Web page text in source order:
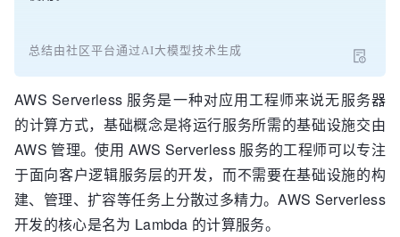
总结由社区平台通过AI大模型技术生成
AWS Serverless 服务是一种对应用工程师来说无服务器
的计算方式，基础概念是将运行服务所需的基础设施交由
AWS 管理。使用 AWS Serverless 服务的工程师可以专注
于面向客户逻辑服务层的开发，而不需要在基础设施的构
建、管理、扩容等任务上分散过多精力。AWS Serverless
开发的核心是名为 Lambda 的计算服务。